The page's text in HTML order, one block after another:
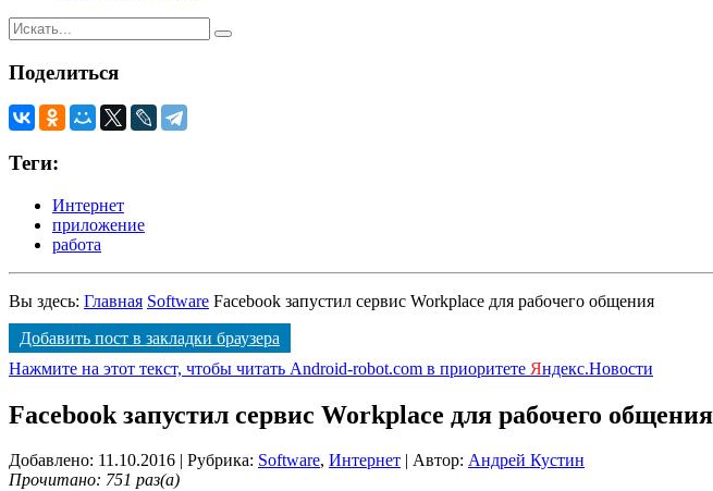
Поделиться
Теги:
Интернет
приложение
работа
Вы здесь: Главная Software Facebook запустил сервис Workplace для рабочего общения
Добавить пост в закладки браузера
Нажмите на этот текст, чтобы читать Android-robot.com в приоритете Яндекс.Новости
Facebook запустил сервис Workplace для рабочего общения
Добавлено: 11.10.2016 | Рубрика: Software, Интернет | Автор: Андрей Кустин
Прочитано: 751 раз(а)